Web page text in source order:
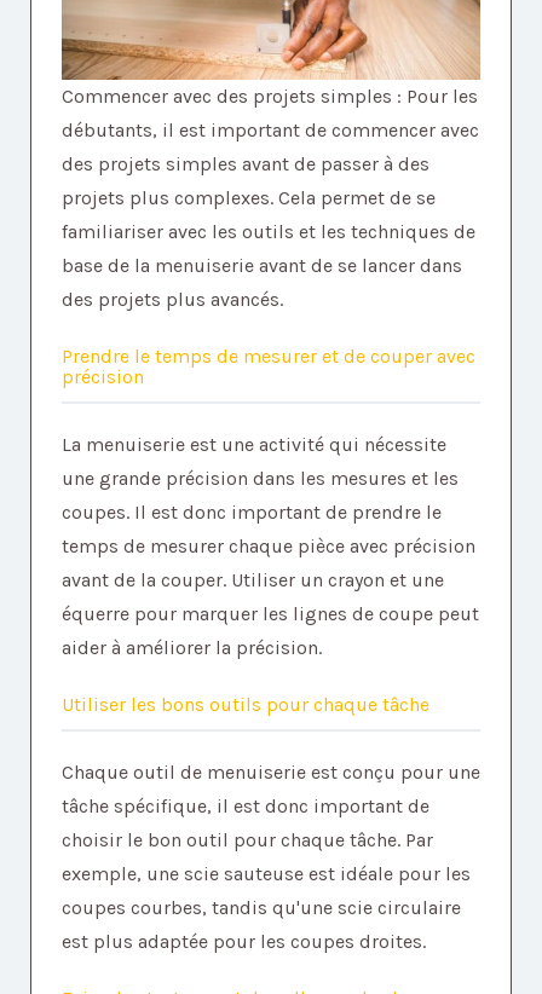
Commencer avec des projets simples : Pour les
débutants, il est important de commencer avec
des projets simples avant de passer à des
projets plus complexes. Cela permet de se
familiariser avec les outils et les techniques de
base de la menuiserie avant de se lancer dans
des projets plus avancés.
Prendre le temps de mesurer et de couper avec
précision
La menuiserie est une activité qui nécessite
une grande précision dans les mesures et les
coupes. Il est donc important de prendre le
temps de mesurer chaque pièce avec précision
avant de la couper. Utiliser un crayon et une
équerre pour marquer les lignes de coupe peut
aider à améliorer la précision.
Utiliser les bons outils pour chaque tâche
Chaque outil de menuiserie est conçu pour une
tâche spécifique, il est donc important de
choisir le bon outil pour chaque tâche. Par
exemple, une scie sauteuse est idéale pour les
coupes courbes, tandis qu'une scie circulaire
est plus adaptée pour les coupes droites.